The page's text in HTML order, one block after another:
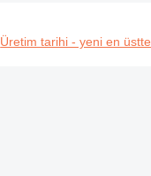
Üretim tarihi - yeni en üstte